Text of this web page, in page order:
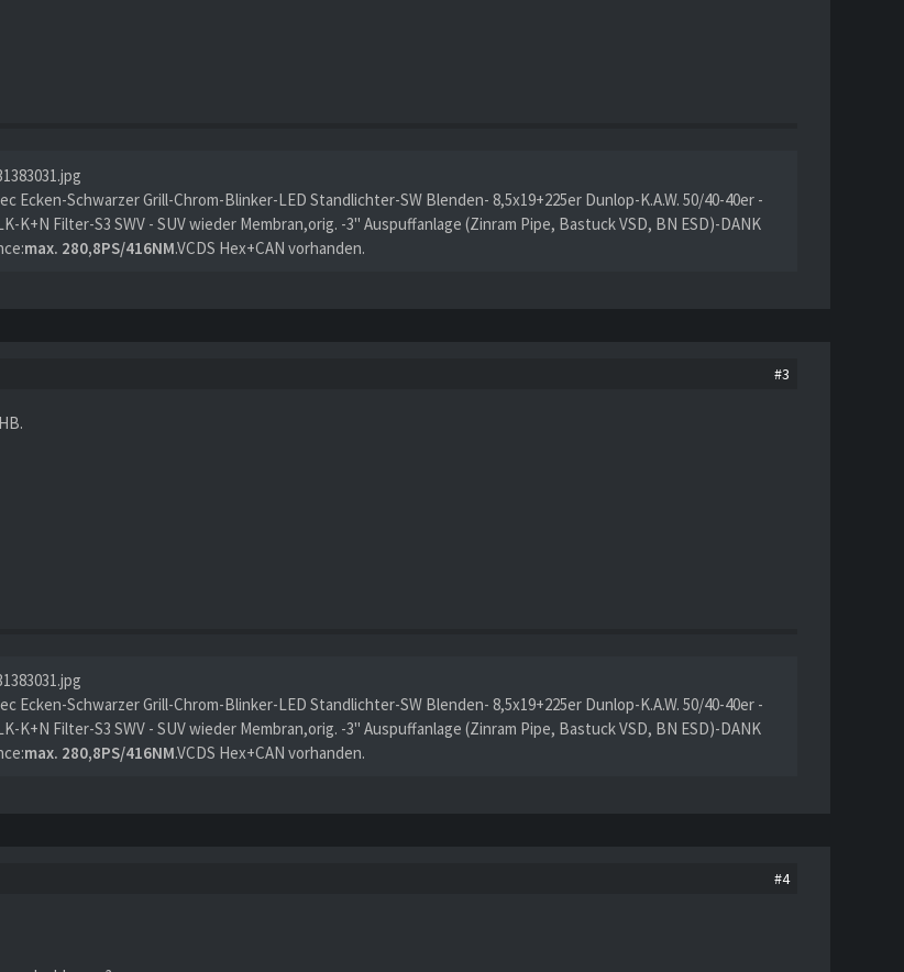
Ecken-Schwarzer Grill-Chrom-Blinker-LED Standlichter-SW Blenden- 8,5x19+225er Dunlop-K.A.W. 50/40-40er -
K+N Filter-S3 SWV - SUV wieder Membran,orig. -3" Auspuffanlage (Zinram Pipe, Bastuck VSD, BN ESD)-DANK
max. 280,8PS/416NM.VCDS Hex+CAN vorhanden.
#3
Ecken-Schwarzer Grill-Chrom-Blinker-LED Standlichter-SW Blenden- 8,5x19+225er Dunlop-K.A.W. 50/40-40er -
K+N Filter-S3 SWV - SUV wieder Membran,orig. -3" Auspuffanlage (Zinram Pipe, Bastuck VSD, BN ESD)-DANK
max. 280,8PS/416NM.VCDS Hex+CAN vorhanden.
#4